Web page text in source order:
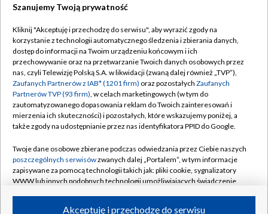
TVP
Abonament TVP
Emisja w TVP
Centrum informacji TVP
Naziemna Telewizja Cyfrowa
Rada Programowa
System NOS
Informacje o nadawcy
Regulamin TVP
Polityka prywatności
Moje zgody
Pomoc
Kontakt
Kanały
Szanujemy Twoją prywatność
Kliknij "Akceptuję i przechodzę do serwisu", aby wyrazić zgody na
korzystanie z technologii automatycznego śledzenia i zbierania danych,
dostęp do informacji na Twoim urządzeniu końcowym i ich
przechowywanie oraz na przetwarzanie Twoich danych osobowych przez
nas, czyli Telewizję Polską S.A. w likwidacji (zwaną dalej również „TVP”),
Zaufanych Partnerów z IAB* (1201 firm) oraz pozostałych Zaufanych
Partnerów TVP (93 firm), w celach marketingowych (w tym do
zautomatyzowanego dopasowania reklam do Twoich zainteresowań i
mierzenia ich skuteczności) i pozostałych, które wskazujemy poniżej, a
także zgody na udostępnianie przez nas identyfikatora PPID do Google.
Twoje dane osobowe zbierane podczas odwiedzania przez Ciebie naszych
poszczególnych serwisówzwanych dalej „Portalem”, w tym informacje
zapisywane za pomocą technologii takich jak: pliki cookie, sygnalizatory
WWW lub innych podobnych technologii umożliwiających świadczenie
Akceptuję i przechodzę do serwisu